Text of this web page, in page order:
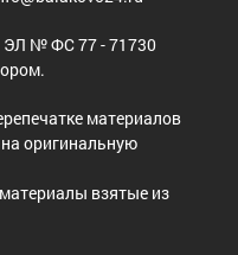
ЭЛ № ФС 77 - 71730
материалов
оригинальную
взятые из